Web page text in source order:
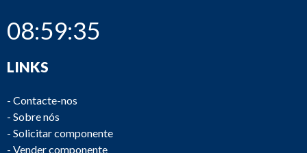
08:59:35
LINKS
- Contacte-nos
- Sobre nós
- Solicitar componente
- Vender componente